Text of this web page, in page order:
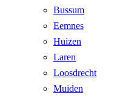
Bussum
Eemnes
Huizen
Laren
Loosdrecht
Muiden